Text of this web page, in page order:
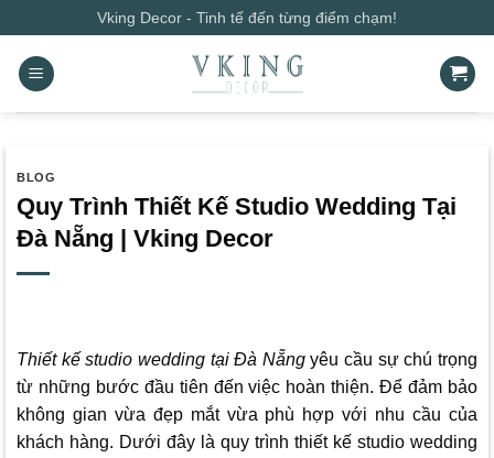
qua
nội
dung
Vking Decor - Tinh tế đến từng điểm chạm!
BLOG
Quy Trình Thiết Kế Studio Wedding Tại
Đà Nẵng | Vking Decor
Thiết kế studio wedding tại Đà Nẵngyêu cầu sự chú trọng
từ những bước đầu tiên đến việc hoàn thiện. Để đảm bảo
không gian vừa đẹp mắt vừa phù hợp với nhu cầu của
khách hàng. Dưới đây là quy trình thiết kế studio wedding